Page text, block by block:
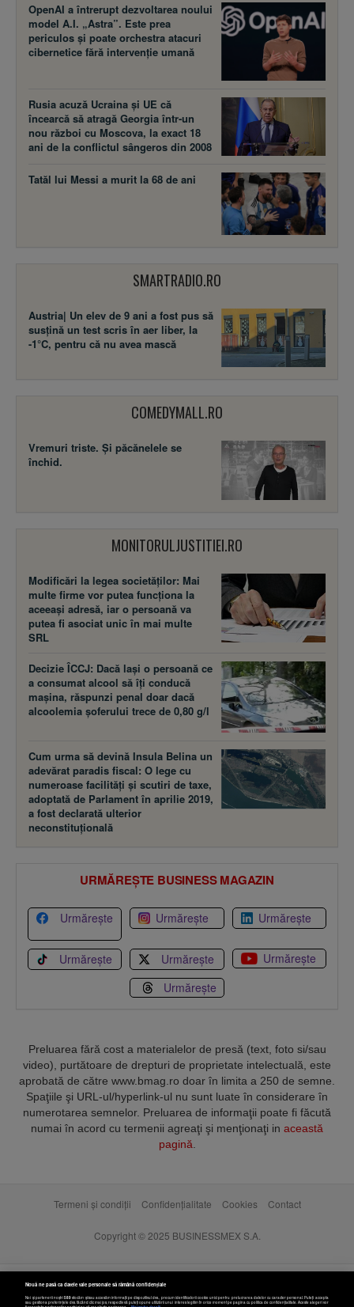
OpenAI a întrerupt dezvoltarea noului
model A.I. „Astra”. Este prea
periculos și poate orchestra atacuri
cibernetice fără intervenție umană
Rusia acuză Ucraina şi UE că
încearcă să atragă Georgia într-un
nou război cu Moscova, la exact 18
ani de la conflictul sângeros din 2008
Tatăl lui Messi a murit la 68 de ani
SMARTRADIO.RO
Austria| Un elev de 9 ani a fost pus să
susţină un test scris în aer liber, la
-1°C, pentru că nu avea mască
COMEDYMALL.RO
Vremuri triste. Şi păcănelele se
închid.
MONITORULJUSTITIEI.RO
Modificări la legea societăţilor: Mai
multe firme vor putea funcţiona la
aceeaşi adresă, iar o persoană va
putea fi asociat unic în mai multe
SRL
Decizie ÎCCJ: Dacă laşi o persoană ce
a consumat alcool să îţi conducă
maşina, răspunzi penal doar dacă
alcoolemia şoferului trece de 0,80 g/l
Cum urma să devină Insula Belina un
adevărat paradis fiscal: O lege cu
numeroase facilităţi şi scutiri de taxe,
adoptată de Parlament în aprilie 2019,
a fost declarată ulterior
neconstituţională
URMĂREȘTE BUSINESS MAGAZIN
Urmărește Urmărește Urmărește
Urmărește Urmărește
Urmărește
Urmărește
Preluarea fără cost a materialelor de presă (text, foto si/sau
video), purtătoare de drepturi de proprietate intelectuală, este
aprobată de către www.bmag.ro doar în limita a 250 de semne.
Spaţiile şi URL-ul/hyperlink-ul nu sunt luate în considerare în
numerotarea semnelor. Preluarea de informaţii poate fi făcută
numai în acord cu termenii agreaţi şi menţionaţi in această
pagină
Termeni și condiții Confidențialitate Cookies Contact
Copyright © 2025 BUSINESSMEX S.A.
Nouă ne pasă ca datele tale personale să rămână confidențiale
Noi și partenerii noștri589stocăm și/sau accesăm informații pe dispozitivul dvs., precum identificatorii cookie unici pentru prelucrarea datelor cu caracter personal. Puteți accepta
sau gestiona preferințele dvs. făcând clic mai jos, respectiv vă puteți opune utilizării unui interes legitim în orice moment pe pagina cu politica de confidențialitate. Aceste alegeri vor